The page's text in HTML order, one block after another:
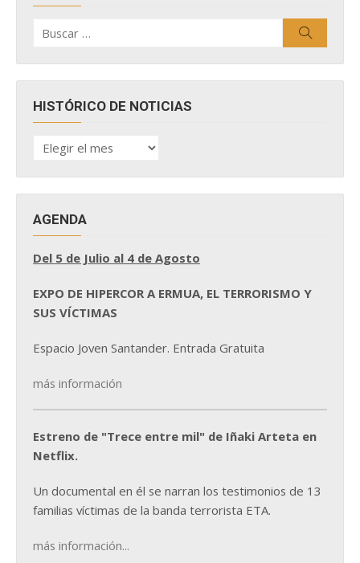
por:
HISTÓRICO DE NOTICIAS
HISTÓRICO
DE
AGENDA
Del 5 de Julio al 4 de Agosto
EXPO DE HIPERCOR A ERMUA, EL TERRORISMO Y
SUS VÍCTIMAS
Espacio Joven Santander. Entrada Gratuita
más información
Estreno de "Trece entre mil" de Iñaki Arteta en
Netflix.
Un documental en él se narran los testimonios de 13
familias víctimas de la banda terrorista ETA.
más información...